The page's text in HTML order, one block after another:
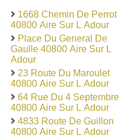
1668 Chemin De Perrot
40800 Aire Sur L Adour
Place Du General De
Gaulle 40800 Aire Sur L
Adour
23 Route Du Maroulet
40800 Aire Sur L Adour
64 Rue Du 4 Septembre
40800 Aire Sur L Adour
4833 Route De Guillon
40800 Aire Sur L Adour